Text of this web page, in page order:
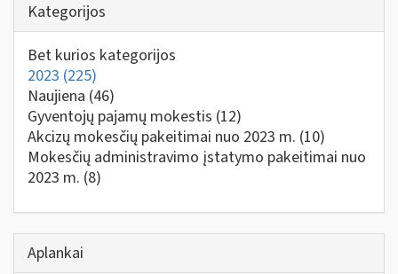
Kategorijos
Bet kurios kategorijos
2023 (225)
Naujiena (46)
Gyventojų pajamų mokestis (12)
Akcizų mokesčių pakeitimai nuo 2023 m. (10)
Mokesčių administravimo įstatymo pakeitimai nuo
2023 m. (8)
Aplankai